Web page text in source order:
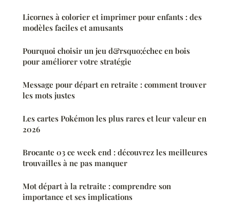
Licornes à colorier et imprimer pour enfants : des
modèles faciles et amusants
Pourquoi choisir un jeu d&rsquo;échec en bois
pour améliorer votre stratégie
Message pour départ en retraite : comment trouver
les mots justes
Les cartes Pokémon les plus rares et leur valeur en
2026
Brocante 03 ce week end : découvrez les meilleures
trouvailles à ne pas manquer
Mot départ à la retraite : comprendre son
importance et ses implications